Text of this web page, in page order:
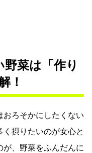
菜は「作り
！
おろそかにしたくない
摂りたいのが女心と
、野菜をふんだんに